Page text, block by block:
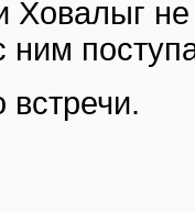
Ховалыг не
ним
встречи.